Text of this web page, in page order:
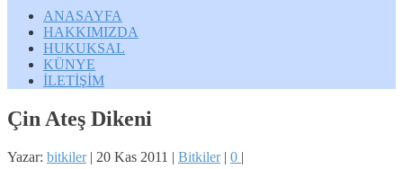
ANASAYFA
HAKKIMIZDA
HUKUKSAL
KÜNYE
İLETİŞİM
Çin Ateş Dikeni
Yazar: bitkiler| 20 Kas 2011 | Bitkiler| 0 |